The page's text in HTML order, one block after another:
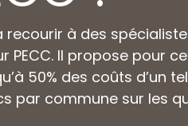
recourir à des
PECC. Il propose pour
50% des coûts d’un tel
par commune sur les